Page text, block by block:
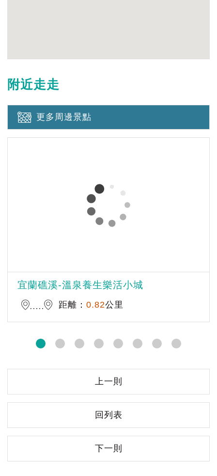
附近走走
更多周邊景點
宜蘭礁溪-溫泉養生樂活小城
距離： 0.82公里
上一則
回列表
下一則